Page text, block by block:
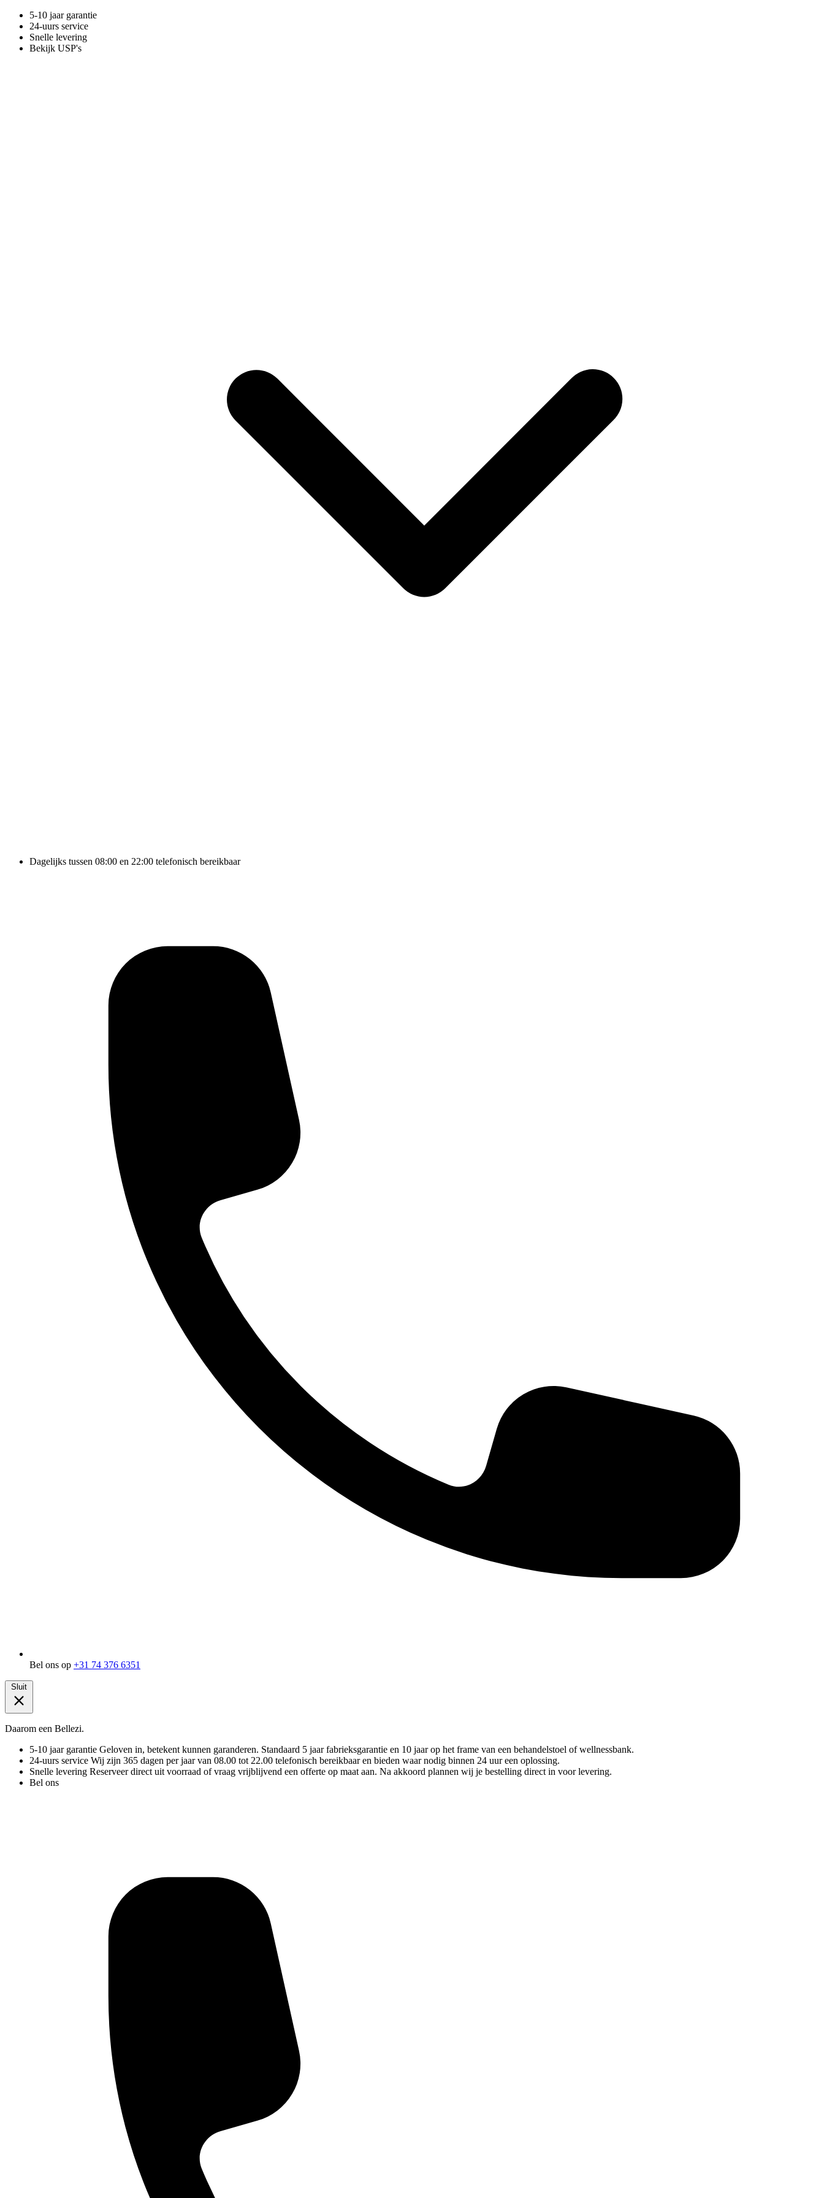
5-10 jaar garantie
24-uurs service
Snelle levering
Bekijk USP's
Dagelijks tussen 08:00 en 22:00 telefonisch bereikbaar
Bel ons op +31 74 376 6351
Sluit
Daarom een Bellezi.
5-10 jaar garantie Geloven in, betekent kunnen garanderen. Standaard 5 jaar fabrieksgarantie en 10 jaar op het frame van een behandelstoel of wellnessbank.
24-uurs service Wij zijn 365 dagen per jaar van 08.00 tot 22.00 telefonisch bereikbaar en bieden waar nodig binnen 24 uur een oplossing.
Snelle levering Reserveer direct uit voorraad of vraag vrijblijvend een offerte op maat aan. Na akkoord plannen wij je bestelling direct in voor levering.
Bel ons